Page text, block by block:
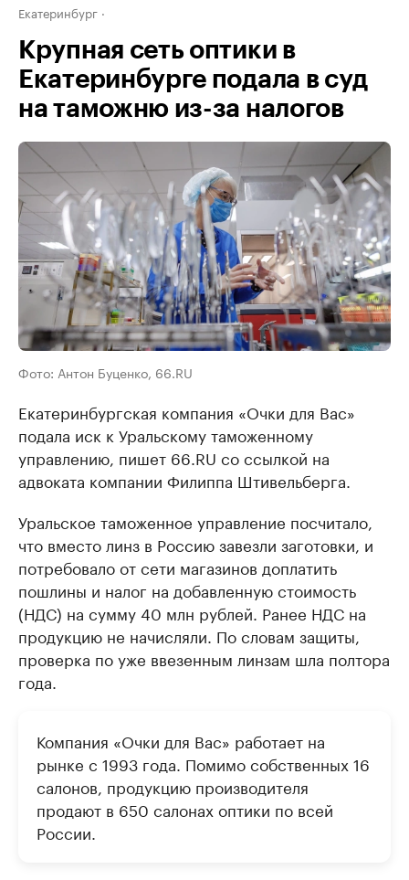
Екатеринбург
Крупная сеть оптики в
Екатеринбурге подала в суд
на таможню из-за налогов
Фото: Антон Буценко, 66.RU
Екатеринбургская компания «Очки для Вас»
подала иск к Уральскому таможенному
управлению, пишет 66.RU со ссылкой на
адвоката компании Филиппа Штивельберга.
Уральское таможенное управление посчитало,
что вместо линз в Россию завезли заготовки, и
потребовало от сети магазинов доплатить
пошлины и налог на добавленную стоимость
(НДС) на сумму 40 млн рублей. Ранее НДС на
продукцию не начисляли. По словам защиты,
проверка по уже ввезенным линзам шла полтора
года.
Компания «Очки для Вас» работает на
рынке с 1993 года. Помимо собственных 16
салонов, продукцию производителя
продают в 650 салонах оптики по всей
России.